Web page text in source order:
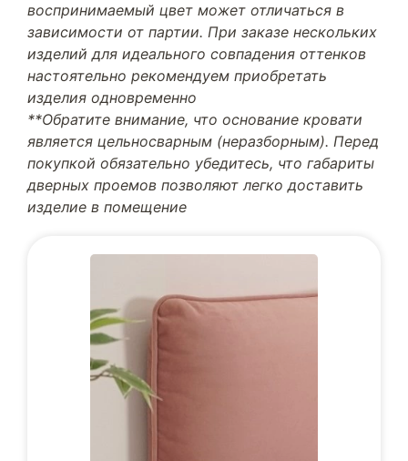
воспринимаемый цвет может отличаться в
зависимости от партии. При заказе нескольких
изделий для идеального совпадения оттенков
настоятельно рекомендуем приобретать
изделия одновременно
**Обратите внимание, что основание кровати
является цельносварным (неразборным). Перед
покупкой обязательно убедитесь, что габариты
дверных проемов позволяют легко доставить
изделие в помещение